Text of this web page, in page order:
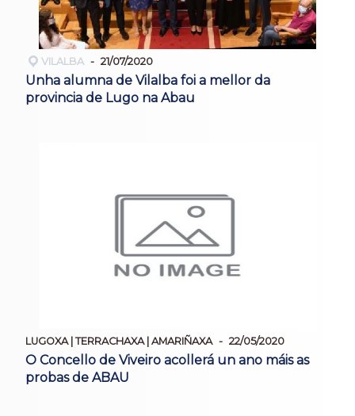
VILALBA 21/07/2020
Unha alumna de Vilalba foi a mellor da
provincia de Lugo na Abau
LUGOXA | TERRACHAXA | AMARIÑAXA 22/05/2020
O Concello de Viveiro acollerá un ano máis as
probas de ABAU